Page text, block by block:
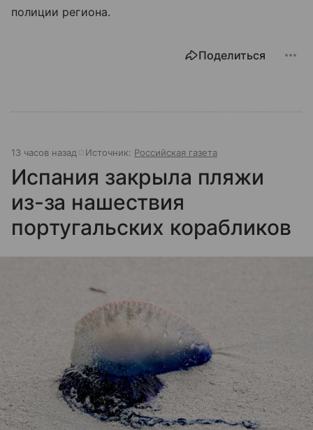
полиции региона.
Поделиться
13 часов назад Источник: Российская газета
Испания закрыла пляжи
из-за нашествия
португальских корабликов